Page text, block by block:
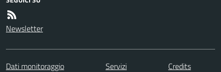
Newsletter
Dati monitoraggio Servizi
Credits